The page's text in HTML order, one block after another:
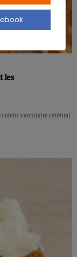
les
vasculaire cérébral